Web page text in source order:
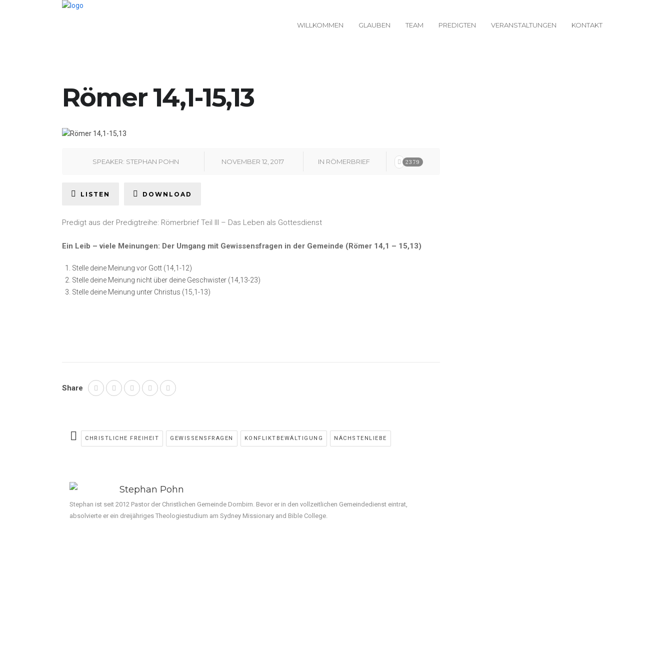
WILLKOMMEN GLAUBEN TEAM PREDIGTEN VERANSTALTUNGEN KONTAKT
Römer 14,1-15,13
SPEAKER: STEPHAN POHN NOVEMBER 12, 2017 IN RÖMERBRIEF 2379
LISTEN DOWNLOAD
Predigt aus der Predigtreihe: Römerbrief Teil III – Das Leben als Gottesdienst
Ein Leib – viele Meinungen: Der Umgang mit Gewissensfragen in der Gemeinde (Römer 14,1 – 15,13)
Stelle deine Meinung vor Gott (14,1-12)
Stelle deine Meinung nicht über deine Geschwister (14,13-23)
Stelle deine Meinung unter Christus (15,1-13)
Share
CHRISTLICHE FREIHEIT GEWISSENSFRAGEN KONFLIKTBEWÄLTIGUNG NÄCHSTENLIEBE
Stephan Pohn
Stephan ist seit 2012 Pastor der Christlichen Gemeinde Dornbirn. Bevor er in den vollzeitlichen Gemeindedienst eintrat,
absolvierte er ein dreijähriges Theologiestudium am Sydney Missionary and Bible College.